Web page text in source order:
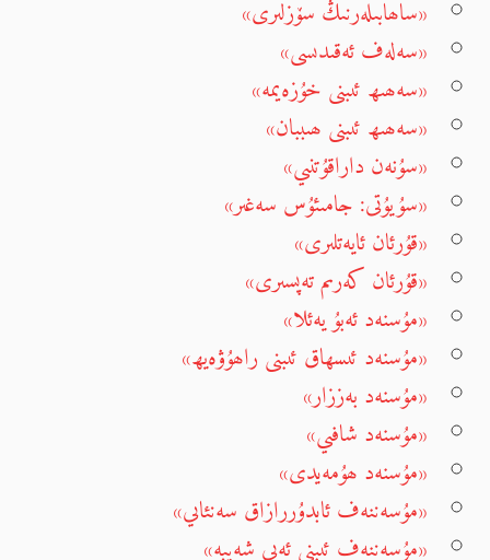
«ساھابىلەرنىڭ سۆزلىرى»
«سەلەف ئەقىدىسى»
«سەھىھ ئىبنى خۇزەيمە»
«سەھىھ ئىبنى ھىببان»
«سۇنەن داراقۇتنىي»
«سۇيۇتى: جامىئۇس سەغىر»
«قۇرئان ئايەتلىرى»
«قۇرئان كەرىم تەپسىرى»
«مۇسنەد ئەبۇ يەئلا»
«مۇسنەد ئىسھاق ئىبنى راھۇۋەيھ»
«مۇسنەد بەززار»
«مۇسنەد شافىي»
«مۇسنەد ھۇمەيدى»
«مۇسەننەف ئابدۇررازاق سەنئاىي»
«مۇسەننەف ئىبنى ئەبى شەيبە»